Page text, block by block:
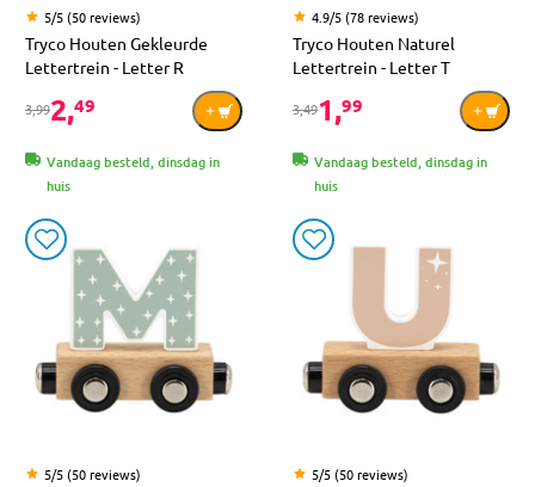
5/5 (50 reviews)
Tryco Houten Gekleurde
Lettertrein - Letter R
3,992,49
Vandaag besteld, dinsdag in
huis
4.9/5 (78 reviews)
Tryco Houten Naturel
Lettertrein - Letter T
3,491,99
Vandaag besteld, dinsdag in
huis
5/5 (50 reviews) 5/5 (50 reviews)